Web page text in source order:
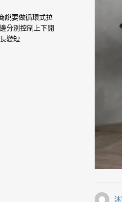
說要做循環式拉
分別控制上下開
變短